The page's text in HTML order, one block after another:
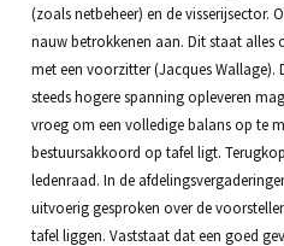
(zoals netbeheer) en de visserijsector.
nauw betrokkenen aan. Dit staat alles
met een voorzitter (Jacques Wallage).
steeds hogere spanning opleveren
vroeg om een volledige balans op te
bestuursakkoord op tafel ligt.
ledenraad. In de
uitvoerig gesproken over de
tafel liggen. Vaststaat dat een goed